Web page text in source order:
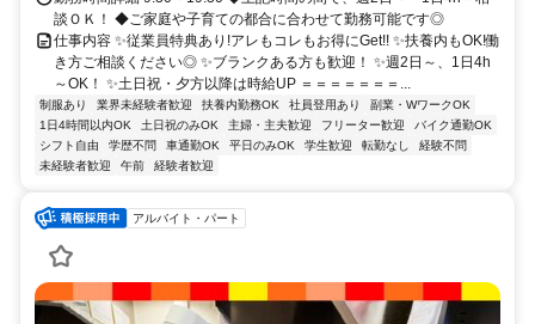
談ＯＫ！ ◆ご家庭や子育ての都合に合わせて勤務可能です◎
仕事内容 ✨従業員特典あり!アレもコレもお得にGet!! ✨扶養内もOK!働
き方ご相談ください◎ ✨ブランクある方も歓迎！ ✨週2日～、1日4h
～OK！ ✨土日祝・夕方以降は時給UP ＝＝＝＝＝＝＝...
制服あり 業界未経験者歓迎 扶養内勤務OK 社員登用あり
副業・WワークOK
1日4時間以内OK
土日祝のみOK 主婦・主夫歓迎 フリーター歓迎
バイク通勤OK
シフト自由
学歴不問 車通勤OK 平日のみOK 学生歓迎 転勤なし
経験不問
未経験者歓迎
午前 経験者歓迎
アルバイト・パート